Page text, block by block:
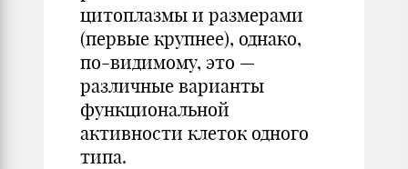
цитоплазмы и размерами
(первые крупнее), однако,
по-видимому, это —
различные варианты
функциональной
активности клеток одного
типа.